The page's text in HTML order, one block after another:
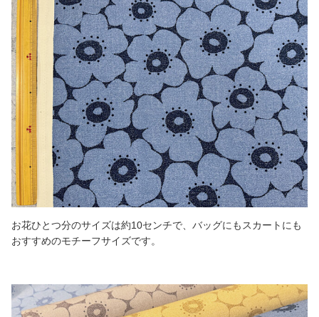
お花ひとつ分のサイズは約10センチで、バッグにもスカートにも
おすすめのモチーフサイズです。